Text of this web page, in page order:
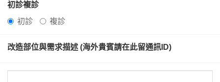
初診複診
初診
複診
改造部位與需求描述 (海外貴賓請在此留通訊ID)